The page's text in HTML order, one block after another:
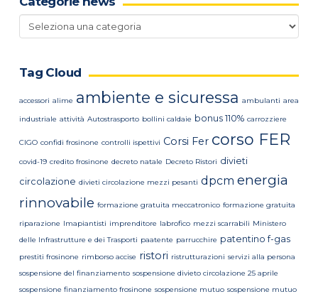
Categorie
news
Tag Cloud
accessori alime ambiente e sicuressa ambulanti area
industriale attività Autostrasporto bollini caldaie bonus 110% carrozziere
CIGO confidi frosinone controlli ispettivi Corsi Fer corso FER
covid-19 credito frosinone decreto natale Decreto Ristori divieti
circolazione divieti circolazione mezzi pesanti dpcm energia
rinnovabile formazione gratuita meccatronico formazione gratuita
riparazione Imapiantisti imprenditore labrofico mezzi scarrabili Ministero
delle Infrastrutture e dei Trasporti paatente parrucchire patentino f-gas
prestiti frosinone rimborso accise ristori ristrutturazioni servizi alla persona
sospensione del finanziamento sospensione divieto circolazione 25 aprile
sospensione finanziamento frosinone sospensione mutuo sospensione mutuo